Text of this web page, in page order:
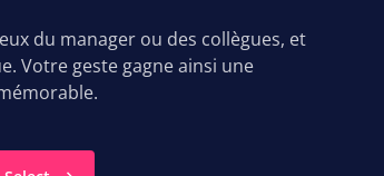
du manager ou des collègues, et
Votre geste gagne ainsi une